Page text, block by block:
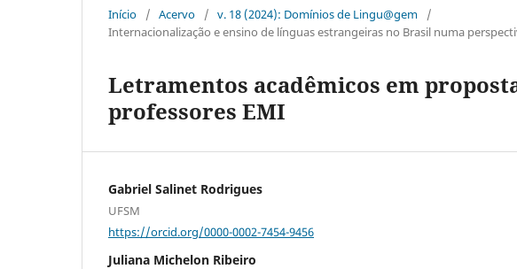
Início / Acervo / v. 18 (2024): Domínios de Lingu@gem
/
Internacionalização e ensino de línguas estrangeiras no Brasil numa
Letramentos acadêmicos em
professores EMI
Gabriel Salinet Rodrigues
UFSM
https://orcid.org/0000-0002-7454-9456
Juliana Michelon Ribeiro